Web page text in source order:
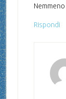
Rispondi